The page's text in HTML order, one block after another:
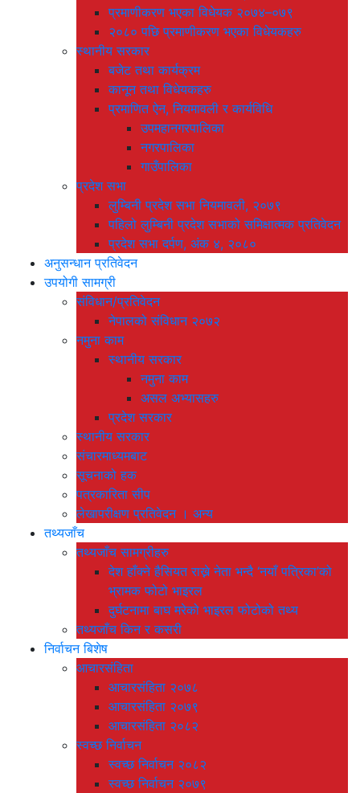
प्रमाणीकरण भएका विधेयक २०७४–०७९
२०८० पछि प्रमाणीकरण भएका विधेयकहरु
स्थानीय सरकार
बजेट तथा कार्यक्रम
कानून तथा विधेयकहरु
प्रमाणित ऐन, नियमावली र कार्यविधि
उपमहानगरपालिका
नगरपालिका
गाउँपालिका
प्रदेश सभा
लुम्बिनी प्रदेश सभा नियमावली, २०७९
पहिलो लुम्बिनी प्रदेश सभाको समिक्षात्मक प्रतिवेदन
प्रदेश सभा दर्पण, अंक ४, २०८०
अनुसन्धान प्रतिवेदन
उपयोगी सामग्री
संविधान/प्रतिवेदन
नेपालको संविधान २०७२
नमुना काम
स्थानीय सरकार
नमुना काम
असल अभ्यासहरु
प्रदेश सरकार
स्थानीय सरकार
संचारमाध्यमबाट
सूचनाको हक
पत्रकारिता सीप
लेखापरीक्षण प्रतिवेदन । अन्य
तथ्यजाँच
तथ्यजाँच सामग्रीहरु
देश हाँक्ने हैसियत राख्ने नेता भन्दै ‘नयाँ पत्रिका’को
भ्रामक फोटो भाइरल
दुर्घटनामा बाघ मरेको भाइरल फोटोको तथ्य
तथ्यजाँच किन र कसरी
निर्वाचन बिशेष
आचारसंहिता
आचारसंहिता २०७८
आचारसंहिता २०७९
आचारसंहिता २०८२
स्वच्छ निर्वाचन
स्वच्छ निर्वाचन २०८२
स्वच्छ निर्वाचन २०७९